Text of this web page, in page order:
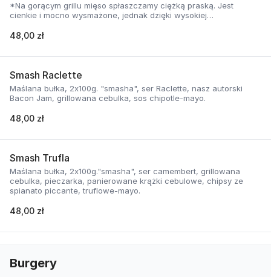
*Na gorącym grillu mięso spłaszczamy ciężką praską. Jest
cienkie i mocno wysmażone, jednak dzięki wysokiej
delikatną soczystość.
48,00 zł
Smash Raclette
Maślana bułka, 2x100g. "smasha", ser Raclette, nasz autorski
Bacon Jam, grillowana cebulka, sos chipotle-mayo.
48,00 zł
Smash Trufla
Maślana bułka, 2x100g."smasha", ser camembert, grillowana
cebulka, pieczarka, panierowane krążki cebulowe, chipsy ze
spianato piccante, truflowe-mayo.
48,00 zł
Burgery